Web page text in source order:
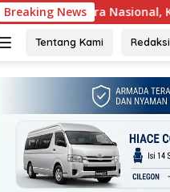
Breaking News
Nasional, Keok Di Cilegon
Tentang Kami Redaksi